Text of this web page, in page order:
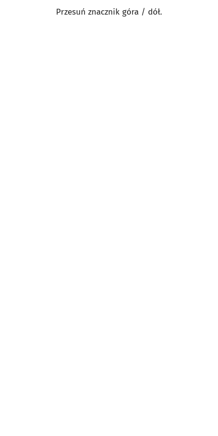
Przesuń znacznik góra / dół.